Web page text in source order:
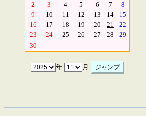
2
3 4 5 6 7
8
9
10 11 12 13 14
15
16
17 18 19 20 21
22
23
24 25 26 27 28
29
30
年 月